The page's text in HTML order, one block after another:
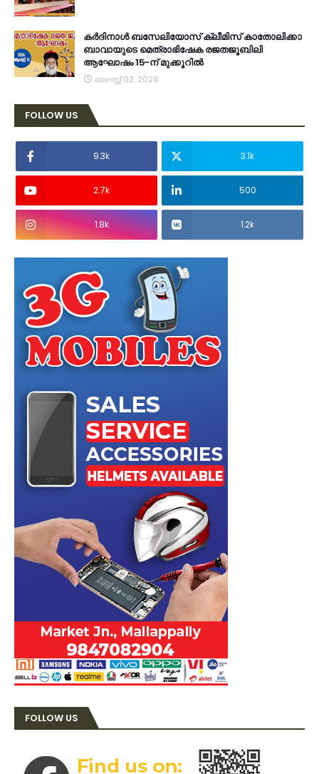
കര്‍ദിനാള്‍ ബസേലിയോസ് ക്ലീമിസ് കാതോലിക്കാ
ബാവായുടെ മെത്രാഭിഷേക രജതജൂബിലി
ആഘോഷം 15-ന് മുക്കൂറില്‍
ഓഗസ്റ്റ് 02, 2026
FOLLOW US
9.3k 3.1k
2.7k 500
1.8k 1.2k
FOLLOW US